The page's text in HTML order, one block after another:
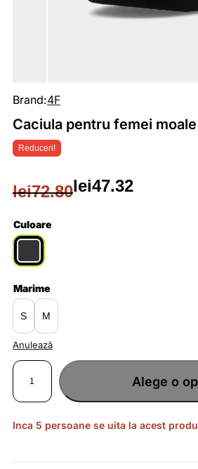
Reduceri!
Brand:4F
Caciula pentru femei
lei72.80
Prețul
inițial
a
fost:
lei72.80.
lei47.32
Prețul
curent
este:
lei47.32.
Culoare
Marime
S M
Anulează
Cantitate
pentru
moale
si
/
4F
Alege o
Inca 5 persoane se uita la acest